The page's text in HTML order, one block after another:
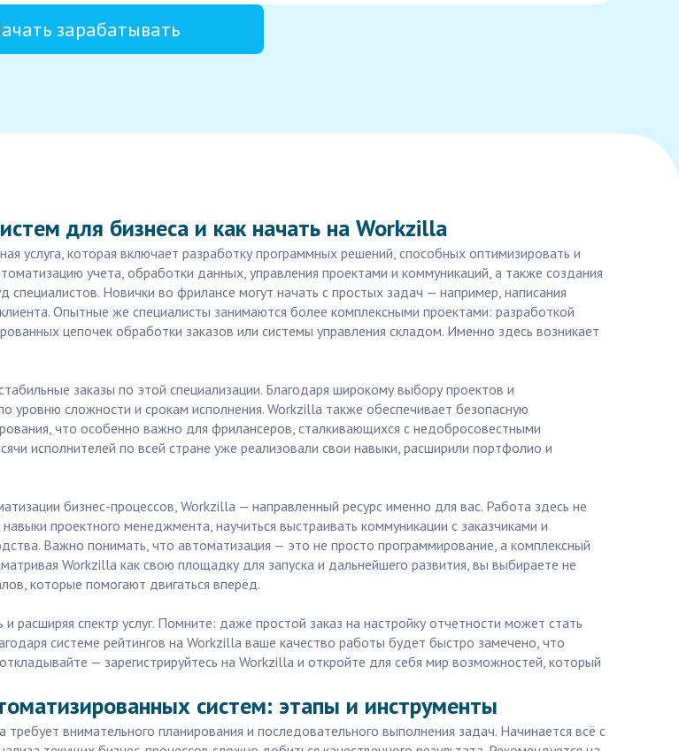
зарабатывать
для бизнеса и как начать на Workzilla
услуга, которая включает разработку программных решений, способных оптимизировать и
учета, обработки данных, управления проектами и коммуникаций, а также создания
Новички во фрилансе могут начать с простых задач — например, написания
Опытные же специалисты занимаются более комплексными проектами: разработкой
цепочек обработки заказов или системы управления складом. Именно здесь возникает
заказы по этой специализации. Благодаря широкому выбору проектов и
сложности и срокам исполнения. Workzilla также обеспечивает безопасную
что особенно важно для фрилансеров, сталкивающихся с недобросовестными
исполнителей по всей стране уже реализовали свои навыки, расширили портфолио и
бизнес-процессов, Workzilla — направленный ресурс именно для вас. Работа здесь не
проектного менеджмента, научиться выстраивать коммуникации с заказчиками и
Важно понимать, что автоматизация — это не просто программирование, а комплексный
Workzilla как свою площадку для запуска и дальнейшего развития, вы выбираете не
которые помогают двигаться вперёд.
расширяя спектр услуг. Помните: даже простой заказ на настройку отчетности может стать
системе рейтингов на Workzilla ваше качество работы будет быстро замечено, что
— зарегистрируйтесь на Workzilla и откройте для себя мир возможностей, который
систем: этапы и инструменты
внимательного планирования и последовательного выполнения задач. Начинается всё с